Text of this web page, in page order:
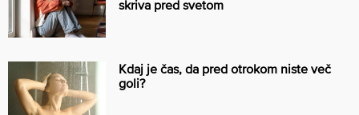
skriva pred svetom
Kdaj je čas, da pred otrokom niste več
goli?